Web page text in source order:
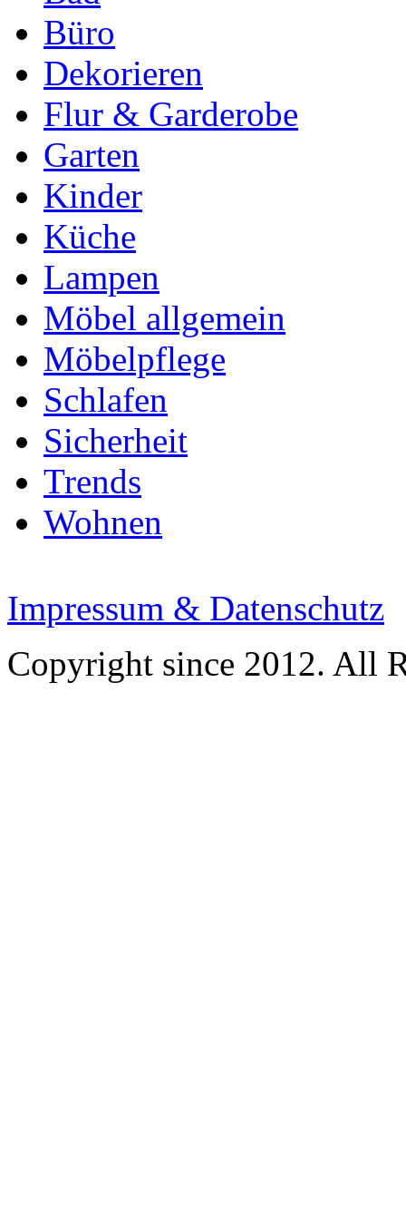
Büro
Dekorieren
Flur & Garderobe
Garten
Kinder
Küche
Lampen
Möbel allgemein
Möbelpflege
Schlafen
Sicherheit
Trends
Wohnen
Impressum & Datenschutz
Copyright since 2012. All